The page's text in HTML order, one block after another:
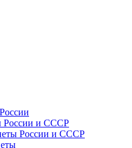
России и СССР
России и СССР